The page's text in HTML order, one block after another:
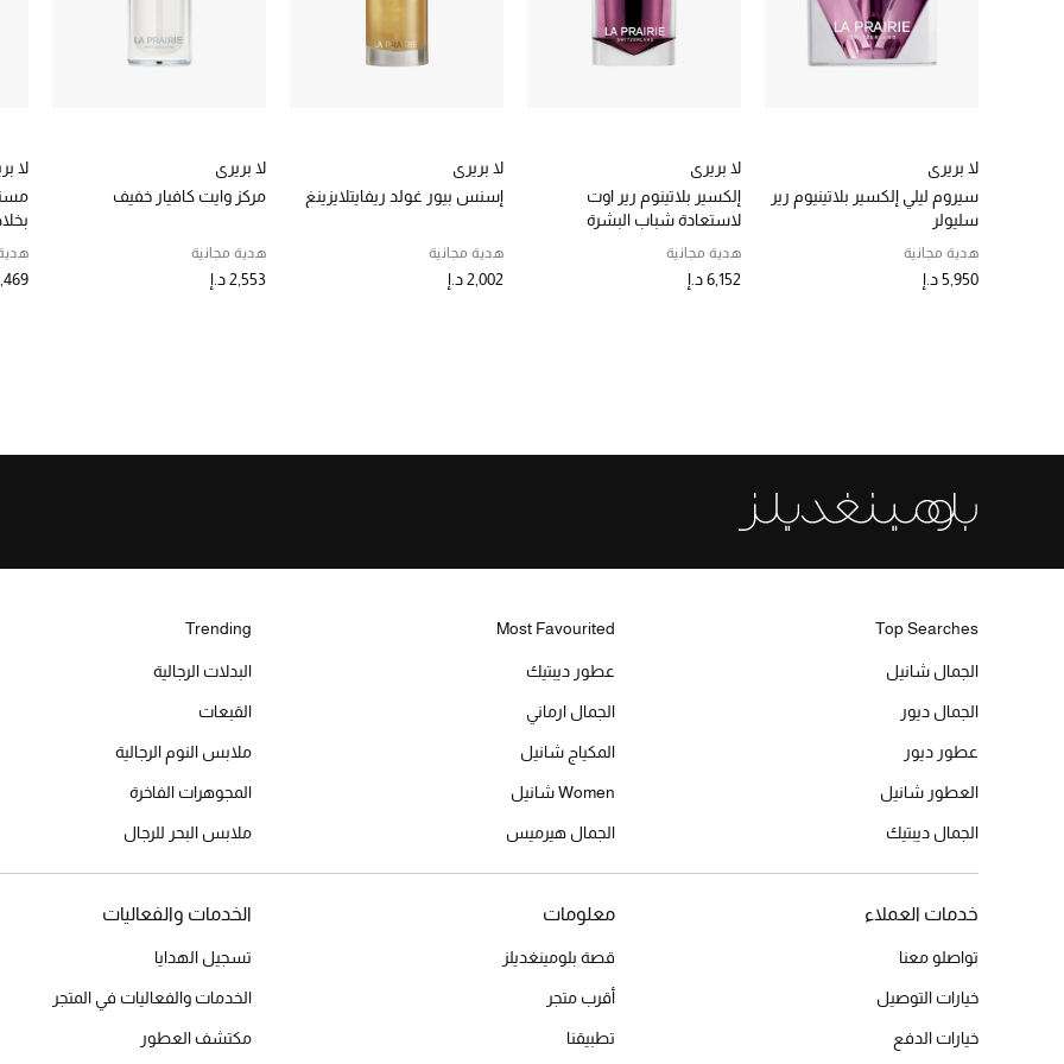
لا بريري
سيروم ليلي إلكسير بلاتينيوم رير
سليولر
هدية مجانية
5,950 د.إ
لا بريري
إلكسير بلاتينوم رير اوت
لاستعادة شباب البشرة
هدية مجانية
6,152 د.إ
لا بريري
إسنس بيور غولد ريفايتلايزينغ
هدية مجانية
2,002 د.إ
لا بريري
مركز وايت كافيار خفيف
هدية مجانية
2,553 د.إ
لا
1,469
Top Searches
الجمال شانيل
الجمال ديور
عطور ديور
العطور شانيل
الجمال ديبتيك
Most Favourited
عطور ديبتيك
الجمال ارماني
المكياج شانيل
Women شانيل
الجمال هيرميس
Trending
البدلات الرجالية
القبعات
ملابس النوم الرجالية
المجوهرات الفاخرة
ملابس البحر للرجال
خدمات العملاء
تواصلو معنا
خيارات التوصيل
خيارات الدفع
معلومات
قصة بلومينغديلز
أقرب متجر
تطبيقنا
الخدمات والفعاليات
تسجيل الهدايا
الخدمات والفعاليات في المتجر
مكتشف العطور